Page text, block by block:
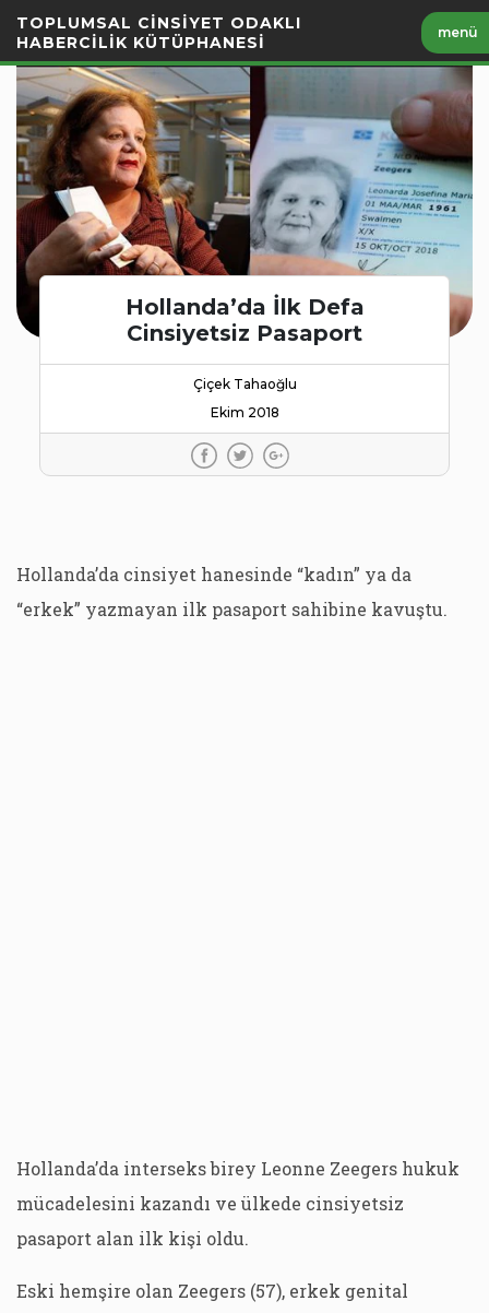
Geç
TOPLUMSAL CİNSİYET ODAKLI
HABERCİLİK KÜTÜPHANESİ
menü
Hollanda’da İlk Defa
Cinsiyetsiz Pasaport
Çiçek Tahaoğlu
Ekim 2018
Hollanda’da cinsiyet hanesinde “kadın” ya da
“erkek” yazmayan ilk pasaport sahibine kavuştu.
Hollanda’da interseks birey Leonne Zeegers hukuk
mücadelesini kazandı ve ülkede cinsiyetsiz
pasaport alan ilk kişi oldu.
Eski hemşire olan Zeegers (57), erkek genital